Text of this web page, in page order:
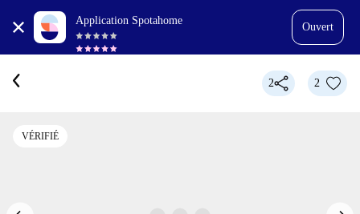
Application Spotahome
Ouvert
2 2
VÉRIFIÉ